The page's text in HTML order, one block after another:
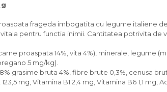
frageda imbogatita cu legume italiene
pentru functia inimii. Cantitatea potrivita
proaspata 14%, vita 4%), minerale, legume
5 mg/kg).
grasime bruta 4%, fibre brute 0,3%, cenusa
mg, Vitamina B1 2,4 mg, Vitamina B6 1,1